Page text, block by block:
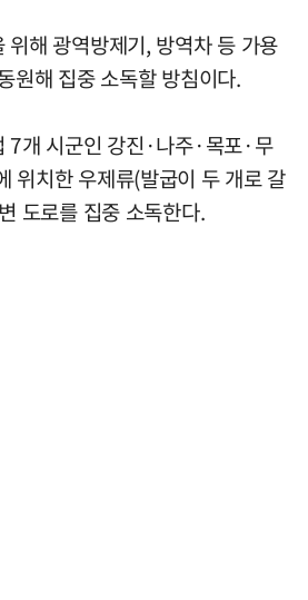
위해 광역방제기, 방역차 등 가용
원해 집중 소독할 방침이다.
7개 시군인 강진·나주·목포·무
위치한 우제류(발굽이 두 개로 갈
도로를 집중 소독한다.